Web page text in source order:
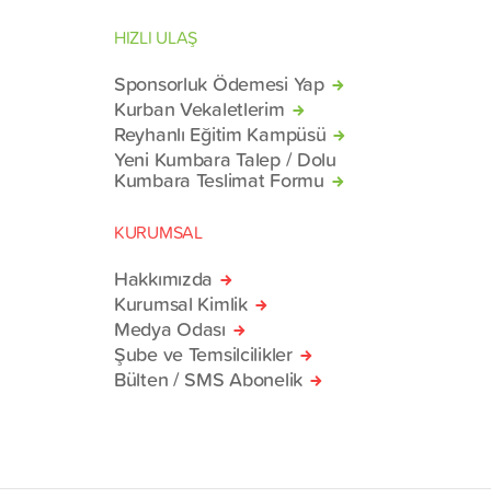
HIZLI ULAŞ
Sponsorluk Ödemesi Yap
Kurban Vekaletlerim
Reyhanlı Eğitim Kampüsü
Yeni Kumbara Talep / Dolu
Kumbara Teslimat Formu
KURUMSAL
Hakkımızda
Kurumsal Kimlik
Medya Odası
Şube ve Temsilcilikler
Bülten / SMS Abonelik